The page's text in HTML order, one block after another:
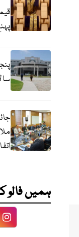
ہمیں فالو
Facebook